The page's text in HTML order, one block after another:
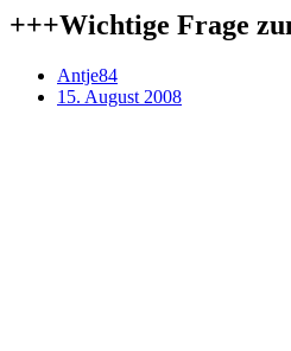
+++Wichtige Frage
Antje84
15. August 2008